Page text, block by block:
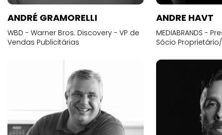
ANDRÉ GRAMORELLI
WBD - Warner Bros. Discovery - VP de
Vendas Publicitárias
ANDRE HAVT
MEDIABRANDS -
Sócio